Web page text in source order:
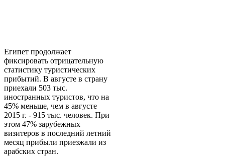
Египет продолжает
фиксировать отрицательную
статистику туристических
прибытий. В августе в страну
приехали 503 тыс.
иностранных туристов, что на
45% меньше, чем в августе
2015 г. - 915 тыс. человек. При
этом 47% зарубежных
визитеров в последний летний
месяц прибыли приезжали из
арабских стран.